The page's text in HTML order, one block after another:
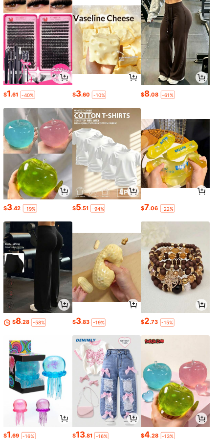
$1.61 -40% $3.60 -10% $8.08 -61%
$3.42 -19% $5.51 -94% $7.06 -22%
$8.28 -58% $3.83 -19% $2.73 -15%
$1.69 -16% $13.81 -16% $4.28 -13%